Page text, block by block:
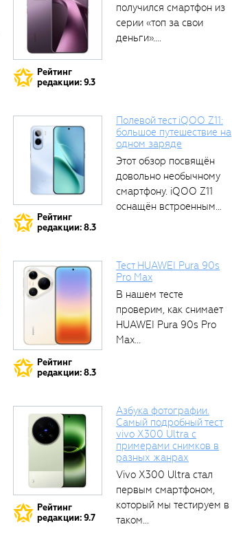
Рейтинг
редакции: 9.3
получился смартфон из
серии «топ за свои
деньги»....
Рейтинг
редакции: 8.3
Полевой тест iQOO Z11:
большое путешествие на
одном заряде
Этот обзор посвящён
довольно необычному
смартфону. iQOO Z11
оснащён встроенным
Рейтинг
редакции: 8.3
Тест HUAWEI Pura 90s
Pro Max
В нашем тесте
проверим, как снимает
HUAWEI Pura 90s Pro
Max...
Рейтинг
редакции: 9.7
Азбука фотографии.
Самый подробный тест
vivo X300 Ultra с
примерами снимков в
разных жанрах
Vivo X300 Ultra стал
первым смартфоном,
который мы тестируем в
таком...